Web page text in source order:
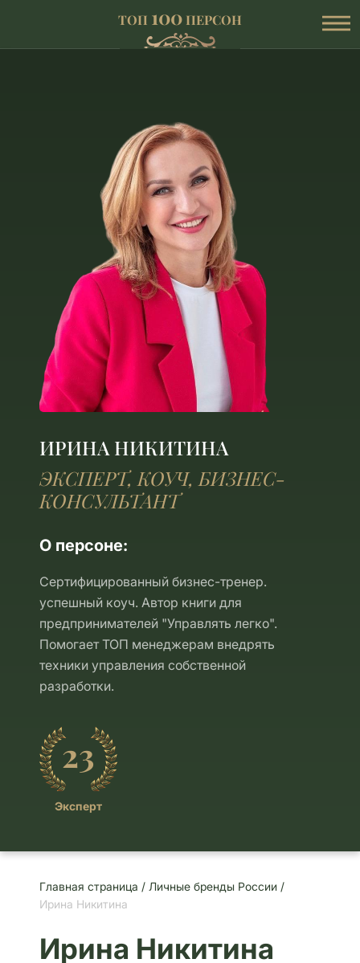
ТОП 100 ПЕРСОН
ИРИНА НИКИТИНА
ЭКСПЕРТ, КОУЧ, БИЗНЕС-
КОНСУЛЬТАНТ
О персоне:
Сертифицированный бизнес-тренер.
успешный коуч. Автор книги для
предпринимателей "Управлять легко".
Помогает ТОП менеджерам внедрять
техники управления собственной
разработки.
23
Эксперт
Главная страница / Личные бренды России /
Ирина Никитина
Ирина Никитина